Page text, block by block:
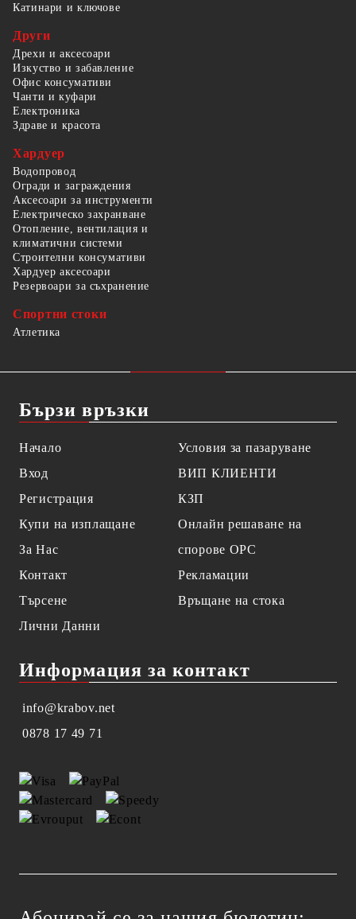
Катинари и ключове
Други
Дрехи и аксесоари
Изкуство и забавление
Офис консумативи
Чанти и куфари
Електроника
Здраве и красота
Хардуер
Водопровод
Огради и заграждения
Аксесоари за инструменти
Електрическо захранване
Отопление, вентилация и
климатични системи
Строителни консумативи
Хардуер аксесоари
Резервоари за съхранение
Спортни стоки
Атлетика
Бързи връзки
Начало
Вход
Регистрация
Купи на изплащане
За Нас
Контакт
Търсене
Лични Данни
Условия за пазаруване
ВИП КЛИЕНТИ
КЗП
Онлайн решаване на
спорове OPC
Рекламации
Връщане на стока
Информация за контакт
info@krabov.net
0878 17 49 71